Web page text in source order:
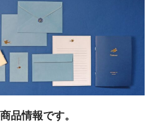
品情報です。